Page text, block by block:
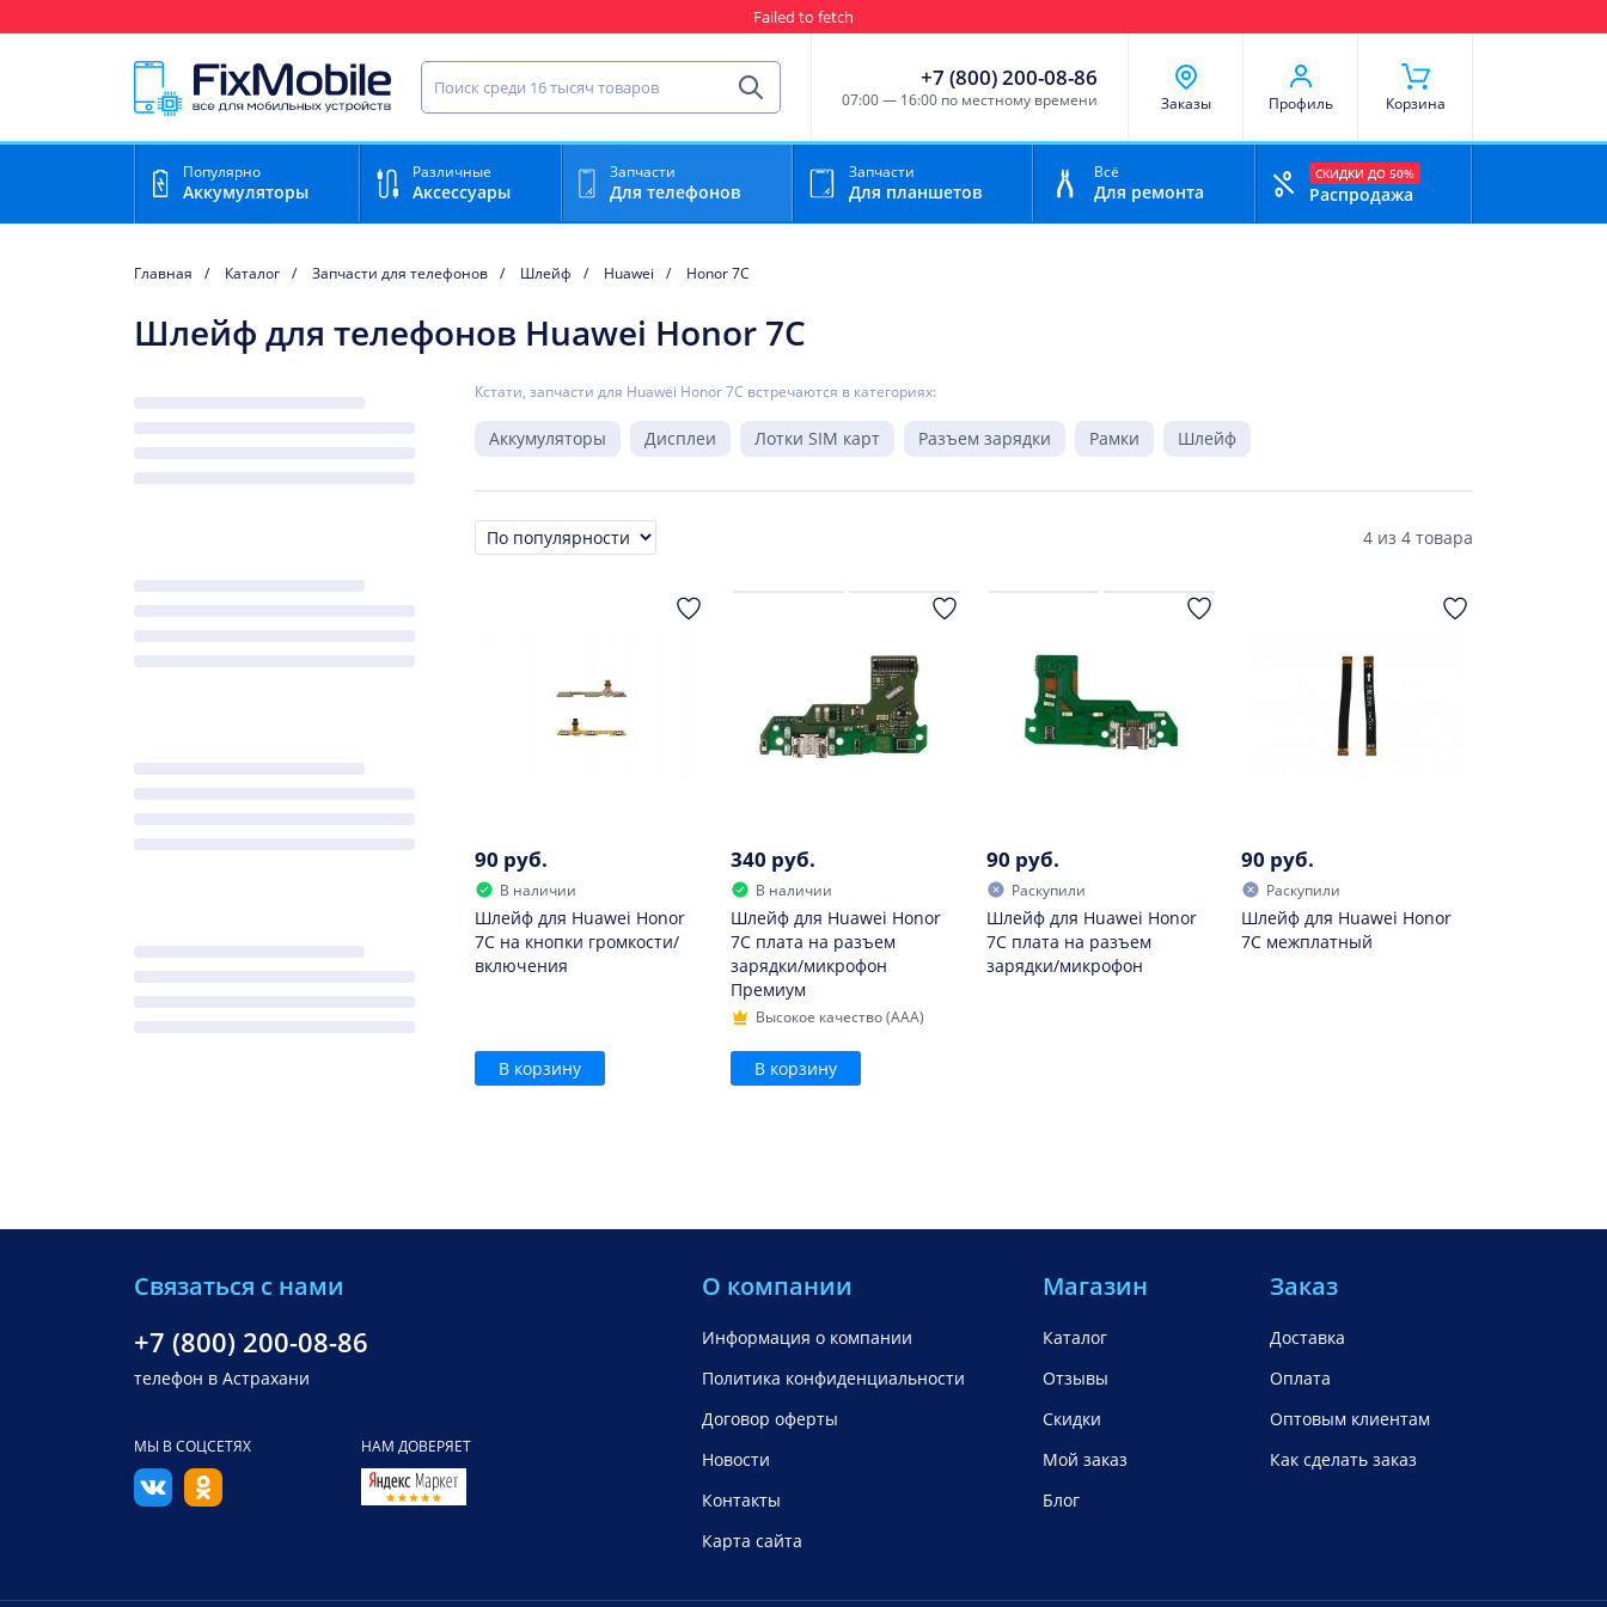
Failed to fetch
Найти запчасть для мобильного устройства
Найти
+7 (800) 200-08-86
07:00 — 16:00 по местному времени Заказы Профиль Корзина
Популярно
Аккумуляторы
Различные
Аксессуары
Запчасти
Для телефонов
Запчасти
Для планшетов
Всё
Для ремонта
СКИДКИ ДО 50%
Распродажа
Главная Каталог Запчасти для телефонов Шлейф Huawei Honor 7C
Шлейф для телефонов Huawei Honor 7C
Кстати, запчасти для Huawei Honor 7C встречаются в категориях:
Аккумуляторы Дисплеи Лотки SIM карт Разъем зарядки Рамки Шлейф
Сортировка 4 из 4 товара
90 руб.
В наличии
Шлейф для Huawei Honor
7C на кнопки громкости/
включения
В корзину
340 руб.
В наличии
Шлейф для Huawei Honor
7C плата на разъем
зарядки/микрофон
Премиум
Высокое качество (AAA)
В корзину
90 руб.
Раскупили
Шлейф для Huawei Honor
7C плата на разъем
зарядки/микрофон
90 руб.
Раскупили
Шлейф для Huawei Honor
7C межплатный
Связаться с нами
+7 (800) 200-08-86
телефон в Астрахани
МЫ В СОЦСЕТЯХ НАМ ДОВЕРЯЕТ
О компании
Информация о компании
Политика конфиденциальности
Договор оферты
Новости
Контакты
Карта сайта
Магазин
Каталог
Отзывы
Скидки
Мой заказ
Блог
Заказ
Доставка
Оплата
Оптовым клиентам
Как сделать заказ